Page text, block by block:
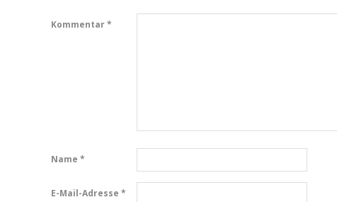
Kommentar*
Name *
E-Mail-Adresse *